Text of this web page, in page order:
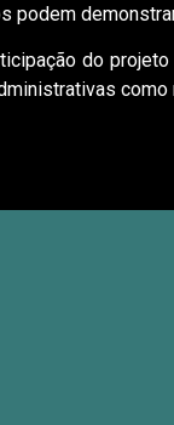
podem
do